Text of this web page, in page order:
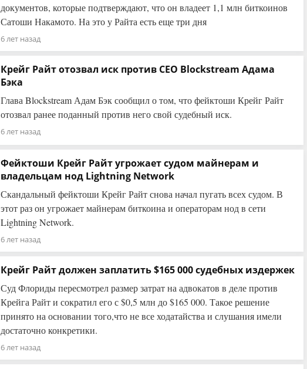
документов, которые подтверждают, что он владеет 1,1 млн биткоинов
Сатоши Накамото. На это у Райта есть еще три дня
6 лет назад
Крейг Райт отозвал иск против CEO Blockstream Адама
Бэка
Глава Blockstream Адам Бэк сообщил о том, что фейктоши Крейг Райт
отозвал ранее поданный против него свой судебный иск.
6 лет назад
Фейктоши Крейг Райт угрожает судом майнерам и
владельцам нод Lightning Network
Скандальный фейктоши Крейг Райт снова начал пугать всех судом. В
этот раз он угрожает майнерам биткоина и операторам нод в сети
Lightning Network.
6 лет назад
Крейг Райт должен заплатить $165 000 судебных издержек
Суд Флориды пересмотрел размер затрат на адвокатов в деле против
Крейга Райт и сократил его с $0,5 млн до $165 000. Такое решение
принято на основании того,что не все ходатайства и слушания имели
достаточно конкретики.
6 лет назад